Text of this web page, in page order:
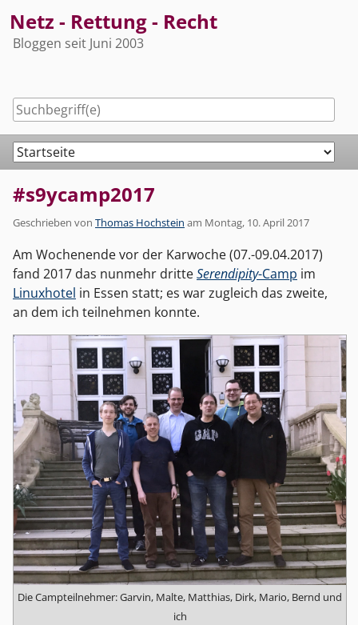
to
content
Netz - Rettung - Recht
Bloggen seit Juni 2003
Navigation
#s9ycamp2017
Geschrieben von Thomas Hochstein am Montag, 10. April 2017
Am Wochenende vor der Karwoche (07.-09.04.2017)
fand 2017 das nunmehr dritteSerendipity-Camp im
Linuxhotel in Essen statt; es war zugleich das zweite,
an dem ich teilnehmen konnte.
Die Campteilnehmer: Garvin, Malte, Matthias, Dirk, Mario, Bernd und
ich